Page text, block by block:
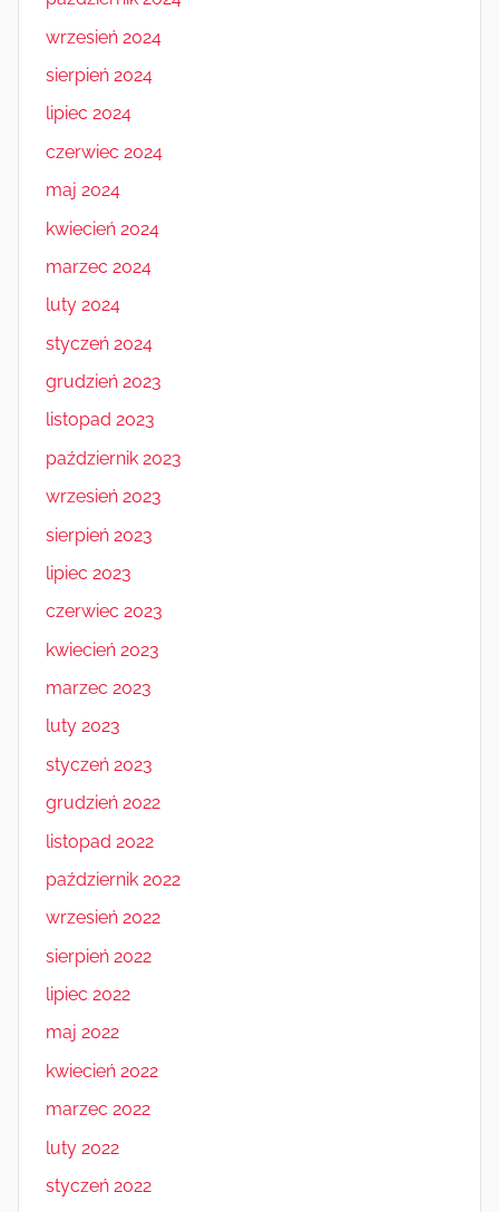
wrzesień 2024
sierpień 2024
lipiec 2024
czerwiec 2024
maj 2024
kwiecień 2024
marzec 2024
luty 2024
styczeń 2024
grudzień 2023
listopad 2023
październik 2023
wrzesień 2023
sierpień 2023
lipiec 2023
czerwiec 2023
kwiecień 2023
marzec 2023
luty 2023
styczeń 2023
grudzień 2022
listopad 2022
październik 2022
wrzesień 2022
sierpień 2022
lipiec 2022
maj 2022
kwiecień 2022
marzec 2022
luty 2022
styczeń 2022